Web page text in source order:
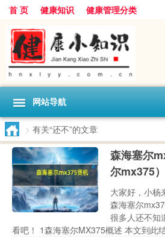
首 页 健康知识 健康管理分类
网站导航
> 有关“还不”的文章
森海塞尔
尔mx375）
大家好，小杨
森海塞尔
很多人还不知
看吧！ 1森海塞尔MX375概述 本文到此